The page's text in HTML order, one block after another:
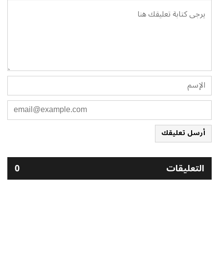
أرسل تعليقك
التعليقات 0